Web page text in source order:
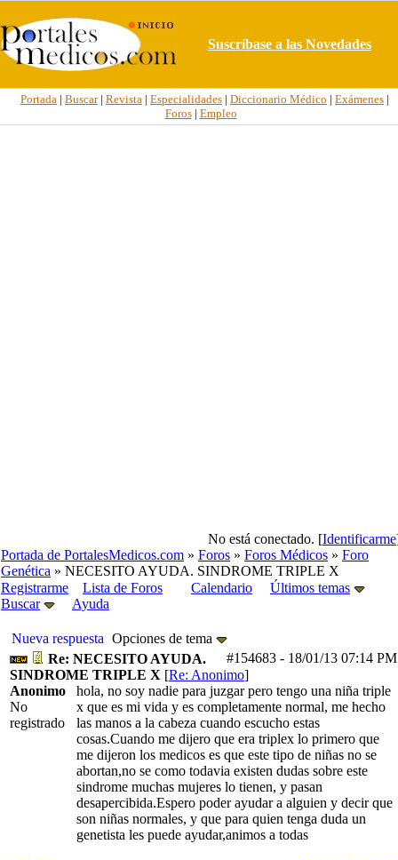
Suscríbase a las Novedades
Portada | Buscar| Revista | Especialidades | Diccionario Médico | Exámenes |
Foros| Empleo
No está conectado. [Identificarme
Portada de PortalesMedicos.com » Foros » Foros Médicos » Foro
Genética » NECESITO AYUDA. SINDROME TRIPLE X
Registrarme
Lista de Foros Calendario
Últimos temas
Buscar
Ayuda
Nueva respuesta Opciones de tema
#154683 - 18/01/13 07:14 PM
Re: NECESITO AYUDA.
SINDROME TRIPLE X [Re: Anonimo]
Anonimo
No
registrado
hola, no soy nadie para juzgar pero tengo una niña triple
x que es mi vida y es completamente normal, me hecho
las manos a la cabeza cuando escucho estas
cosas.Cuando me dijero que era triplex lo primero que
me dijeron los medicos es que este tipo de niñas no se
abortan,no se como todavia existen dudas sobre este
sindrome muchas mujeres lo tienen, y pasan
desapercibida.Espero poder ayudar a alguien y decir que
son niñas normales, y que para quien tenga duda un
genetista les puede ayudar,animos a todas